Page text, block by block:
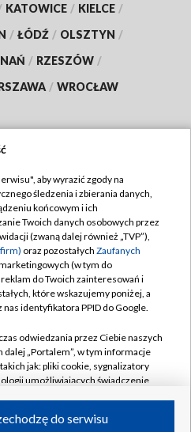
KATOWICE / KIELCE /
/ ŁÓDŹ / OLSZTYN /
/ RZESZÓW /
/ WROCŁAW
TVP
TVP
prywatności
zgody
Pomoc
Kanały
aby wyrazić zgody na
śledzenia i zbierania danych,
końcowym i ich
Twoich danych osobowych przez
(zwaną dalej również „TVP”),
oraz pozostałych Zaufanych
(w tym do
do Twoich zainteresowań i
które wskazujemy poniżej, a
identyfikatora PPID do Google.
odwiedzania przez Ciebie naszych
dalej „Portalem”, w tym informacje
jak: pliki cookie, sygnalizatory
umożliwiających świadczenie
do serwisu